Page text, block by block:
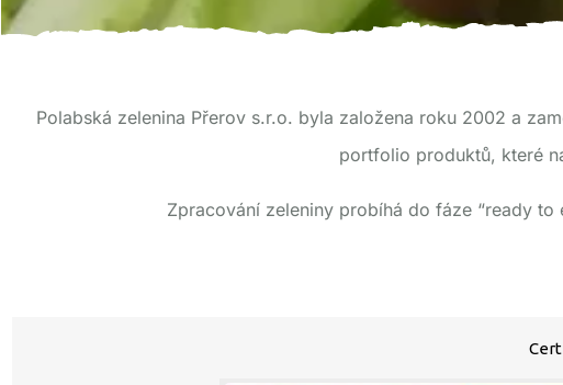
Polabská zelenina Přerov s.r.o. byla založena roku 2002 a
portfolio produktů, které
Zpracování zeleniny probíhá do fáze “ready to